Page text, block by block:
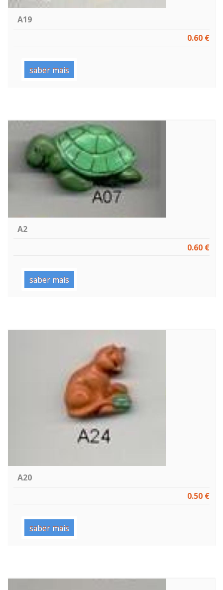
A19
0.60 €
saber mais
A2
0.60 €
saber mais
A20
0.50 €
saber mais